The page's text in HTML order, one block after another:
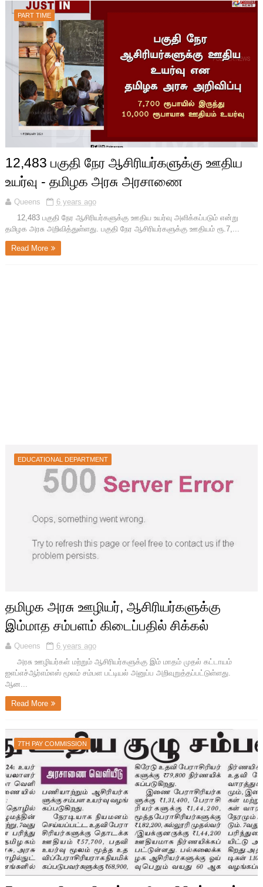
PART TIME
12,483 பகுதி நேர ஆசிரியர்களுக்கு ஊதிய
உயர்வு - தமிழக அரசு அரசாணை
Queens
6 years ago
12,483 பகுதி நேர ஆசிரியர்களுக்கு ஊதிய உயர்வு அளிக்கப்படும் என்று
தமிழக அரசு அறிவித்துள்ளது. பகுதி நேர ஆசிரியர்களுக்கு ஊதியம் ரூ.7,...
Read More
EDUCATIONAL DEPARTMENT
தமிழக அரசு ஊழியர், ஆசிரியர்களுக்கு
இம்மாத சம்பளம் கிடைப்பதில் சிக்கல்
Queens
6 years ago
அரசு ஊழியர்கள் மற்றும் ஆசிரியர்களுக்கு இம் மாதம் முதல் கட்டாயம்
ஐஎப்எச்ஆர்எம்எஸ் மூலம் சம்பள பட்டியல் அனுப்ப அறிவுறுத்தப்பட்டுள்ளது.
ஆன...
Read More
7TH PAY COMMISSION